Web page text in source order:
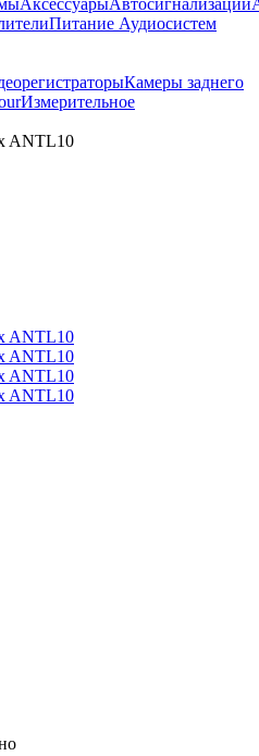
АксессуарыАвтосигнализации
Питание Аудиосистем
Камеры заднего
Измерительное
ANTL10